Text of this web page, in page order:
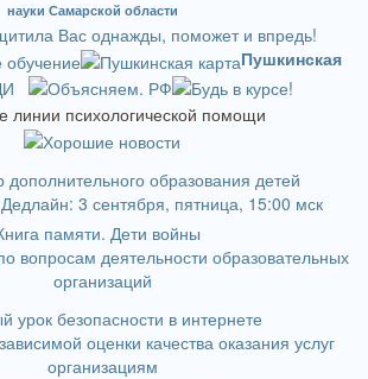
науки Самарской области
Пушкинская
Дедлайн: 3 сентября, пятница, 15:00 мск